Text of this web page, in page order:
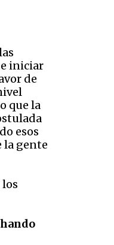
iniciar
de
que la
esos
la gente